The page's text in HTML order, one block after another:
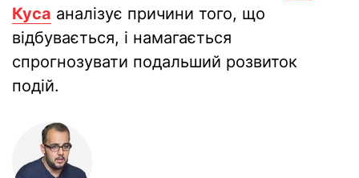
Куса аналізує причини того, що
відбувається, і намагається
спрогнозувати подальший розвиток
подій.